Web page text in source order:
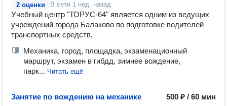
2 оценки В сети 1 нед. назад
Учебный центр "ТОРУС-64" является одним из ведущих
учреждений города Балаково по подготовке водителей
транспортных средств,
Механика, город, площадка, экзаменационный
маршрут, экзамен в гибдд, зимнее вождение,
парк... Читать ещё
Занятие по вождению на механике 500 ₽ / 60 мин